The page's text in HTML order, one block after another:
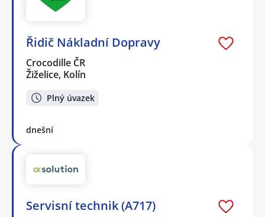
Řidič Nákladní Dopravy
Crocodille ČR
Žiželice, Kolín
Plný úvazek
dnešní
Servisní technik (A717)